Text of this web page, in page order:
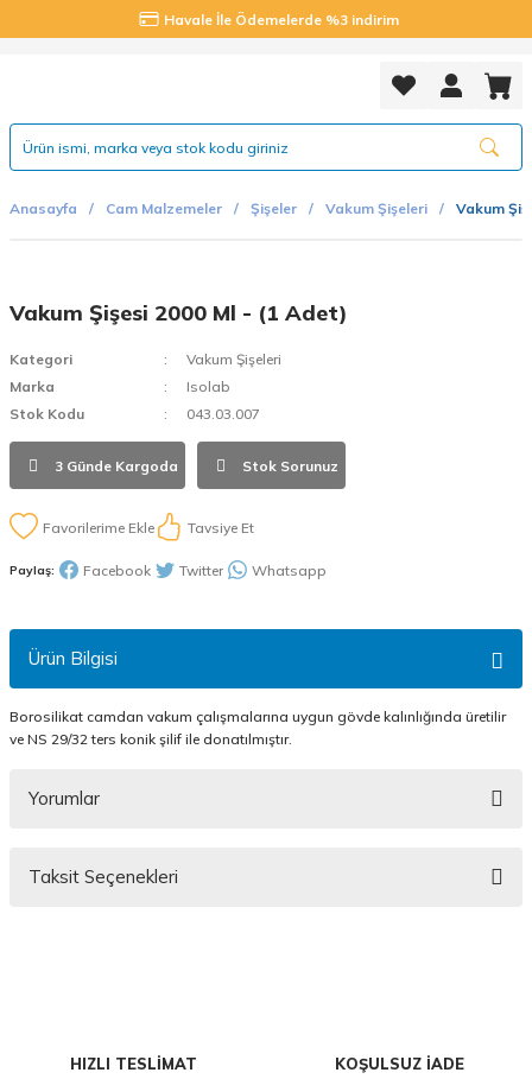
Havale İle Ödemelerde %3 indirim
Anasayfa Cam Malzemeler Şişeler Vakum Şişeleri Vakum
Vakum Şişesi 2000 Ml - (1 Adet)
Kategori
Vakum Şişeleri
Marka
Isolab
Stok Kodu
043.03.007
3 Günde Kargoda Stok Sorunuz
Tavsiye Et
Paylaş: Facebook Twitter Whatsapp
Ürün Bilgisi
Borosilikat camdan vakum çalışmalarına uygun gövde kalınlığında üretilir
ve NS 29/32 ters konik şilif ile donatılmıştır.
Yorumlar
Taksit Seçenekleri
HIZLI TESLİMAT KOŞULSUZ İADE